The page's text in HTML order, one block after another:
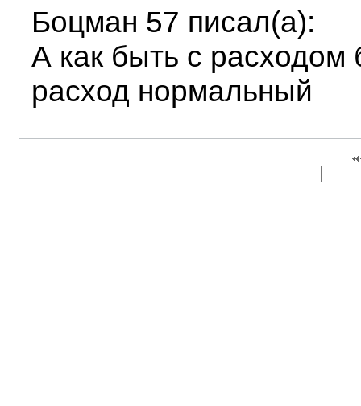
Боцман 57 писал(а):
А как быть с расходом
расход нормальный